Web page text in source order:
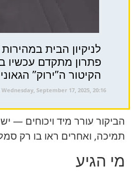
לניקיון הבית במהירות
פתרון מתקדם עכשיו
הקיטור ה”ירוק” הגאוני GENIUS
Wednesday, September 17, 2025, 20:16
הביקור עורר מיד ויכוחים —
תמיכה, ואחרים ראו בו רק
מי הגיע